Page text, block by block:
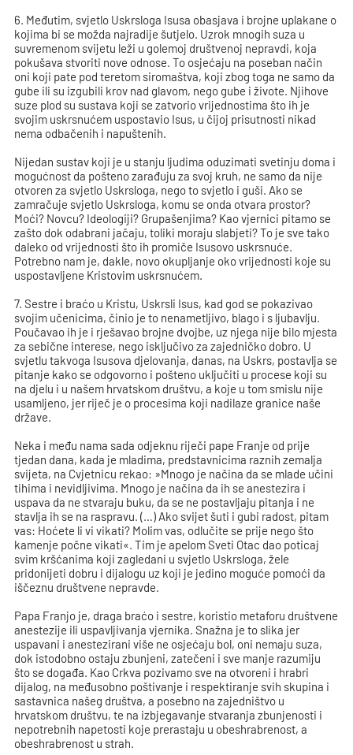
6. Međutim, svjetlo Uskrsloga Isusa obasjava i brojne uplakane o
kojima bi se možda najradije šutjelo. Uzrok mnogih suza u
suvremenom svijetu leži u golemoj društvenoj nepravdi, koja
pokušava stvoriti nove odnose. To osjećaju na poseban način
oni koji pate pod teretom siromaštva, koji zbog toga ne samo da
gube ili su izgubili krov nad glavom, nego gube i živote. Njihove
suze plod su sustava koji se zatvorio vrijednostima što ih je
svojim uskrsnućem uspostavio Isus, u čijoj prisutnosti nikad
nema odbačenih i napuštenih.
Nijedan sustav koji je u stanju ljudima oduzimati svetinju doma i
mogućnost da pošteno zarađuju za svoj kruh, ne samo da nije
otvoren za svjetlo Uskrsloga, nego to svjetlo i guši. Ako se
zamračuje svjetlo Uskrsloga, komu se onda otvara prostor?
Moći? Novcu? Ideologiji? Grupašenjima? Kao vjernici pitamo se
zašto dok odabrani jačaju, toliki moraju slabjeti? To je sve tako
daleko od vrijednosti što ih promiče Isusovo uskrsnuće.
Potrebno nam je, dakle, novo okupljanje oko vrijednosti koje su
uspostavljene Kristovim uskrsnućem.
7. Sestre i braćo u Kristu, Uskrsli Isus, kad god se pokazivao
svojim učenicima, činio je to nenametljivo, blago i s ljubavlju.
Poučavao ih je i rješavao brojne dvojbe, uz njega nije bilo mjesta
za sebične interese, nego isključivo za zajedničko dobro. U
svjetlu takvoga Isusova djelovanja, danas, na Uskrs, postavlja se
pitanje kako se odgovorno i pošteno uključiti u procese koji su
na djelu i u našem hrvatskom društvu, a koje u tom smislu nije
usamljeno, jer riječ je o procesima koji nadilaze granice naše
države.
Neka i među nama sada odjeknu riječi pape Franje od prije
tjedan dana, kada je mladima, predstavnicima raznih zemalja
svijeta, na Cvjetnicu rekao: »Mnogo je načina da se mlade učini
tihima i nevidljivima. Mnogo je načina da ih se anestezira i
uspava da ne stvaraju buku, da se ne postavljaju pitanja i ne
stavlja ih se na raspravu. (…) Ako svijet šuti i gubi radost, pitam
vas: Hoćete li vi vikati? Molim vas, odlučite se prije nego što
kamenje počne vikati«. Tim je apelom Sveti Otac dao poticaj
svim kršćanima koji zagledani u svjetlo Uskrsloga, žele
pridonijeti dobru i dijalogu uz koji je jedino moguće pomoći da
iščeznu društvene nepravde.
Papa Franjo je, draga braćo i sestre, koristio metaforu društvene
anestezije ili uspavljivanja vjernika. Snažna je to slika jer
uspavani i anestezirani više ne osjećaju bol, oni nemaju suza,
dok istodobno ostaju zbunjeni, zatečeni i sve manje razumiju
što se događa. Kao Crkva pozivamo sve na otvoreni i hrabri
dijalog, na međusobno poštivanje i respektiranje svih skupina i
sastavnica našeg društva, a posebno na zajedništvo u
hrvatskom društvu, te na izbjegavanje stvaranja zbunjenosti i
nepotrebnih napetosti koje prerastaju u obeshrabrenost, a
obeshrabrenost u strah.